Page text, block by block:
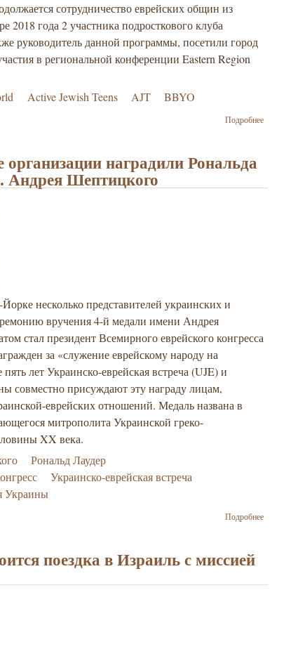
сотрудничество еврейских общин из
2018 года 2 участника подросткового клуба
руководитель данной программы, посетили город
в региональной конференции Eastern Region
Active Jewish Teens AJT BBYO
Подробнеео Был сделан
организации наградили Рональда
Андрея Шептицкого
несколько представителей украинских и
вручения 4-й медали имени Андрея
стал президент Всемирного еврейского конгресса
за «служение еврейскому народу на
лет Украинско-еврейская встреча (UJE) и
совместно присуждают эту награду лицам,
еврейских отношений. Медаль названа в
митрополита Украинской греко-
XX века.
Рональд Лаудер
Украинско-еврейская встреча
Украины
Подробнеео
поездка в Израиль с миссией